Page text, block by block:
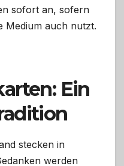
sofort an, sofern
Medium auch nutzt.
Ein
stecken in
werden